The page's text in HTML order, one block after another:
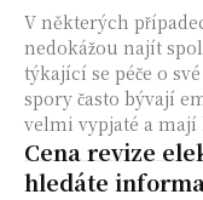
V některých
nedokážou najít
týkající se péče o
spory často bývají
velmi vypjaté a mají
Cena revize
hledáte